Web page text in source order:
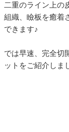
二重のライン上の
組織、瞼板を癒着
できます♪
では早速、完全切
ットをご紹介しま